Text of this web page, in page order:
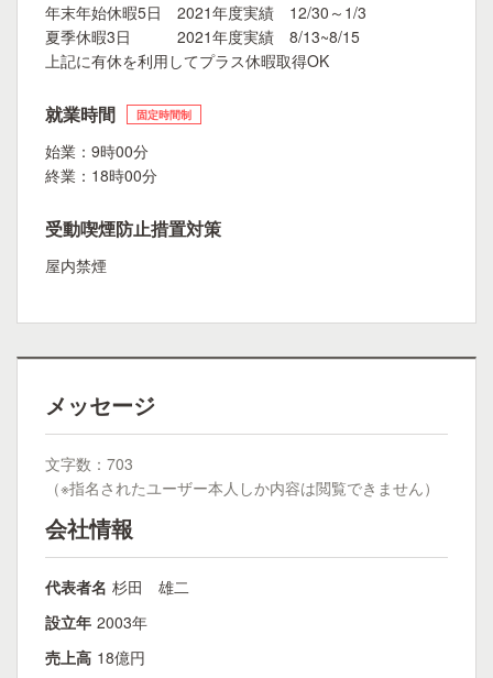
年末年始休暇5日 2021年度実績 12/30～1/3
夏季休暇3日 2021年度実績 8/13~8/15
上記に有休を利用してプラス休暇取得OK
就業時間 固定時間制
始業：9時00分
終業：18時00分
受動喫煙防止措置対策
屋内禁煙
メッセージ
文字数：703
（※指名されたユーザー本人しか内容は閲覧できません）
会社情報
代表者名 杉田 雄二
設立年 2003年
売上高 18億円